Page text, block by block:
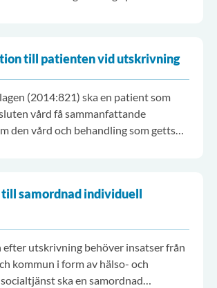
till patienten vid utskrivning
(2014:821) ska en patient som
vård få sammanfattande
den vård och behandling som getts
samordnad individuell
utskrivning behöver insatser från
kommun i form av hälso- och
ska en samordnad